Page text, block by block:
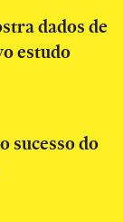
dados de
estudo
sucesso do